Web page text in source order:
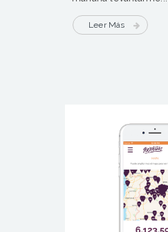
Leer Más